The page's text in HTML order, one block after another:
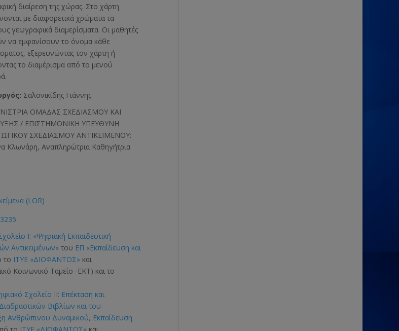
διαίρεση της χώρας. Στο χάρτη
με διαφορετικά χρώματα τα
γεωγραφικά διαμερίσματα. Οι μαθητές
να εμφανίσουν το όνομα κάθε
εξερευνώντας τον χάρτη ή
το διαμέρισμα από το μενού
Σαλονικίδης Γιάννης
ΟΜΑΔΑΣ ΣΧΕΔΙΑΣΜΟΥ ΚΑΙ
/ ΕΠΙΣΤΗΜΟΝΙΚΗ ΥΠΕΥΘΥΝΗ
ΣΧΕΔΙΑΣΜΟΥ ΑΝΤΙΚΕΙΜΕΝΟΥ:
Κλωνάρη, Αναπληρώτρια Καθηγήτρια
(LOR)
Ι: «Ψηφιακή Εκπαιδευτική
Αντικειμένων» του ΕΠ «Εκπαίδευση και
το ΙΤΥΕ «ΔΙΟΦΑΝΤΟΣ» και
Κοινωνικό Ταμείο -ΕΚΤ) και το
Σχολείο ΙΙ: Επέκταση και
Βιβλίων και του
Ανθρώπινου Δυναμικού, Εκπαίδευση